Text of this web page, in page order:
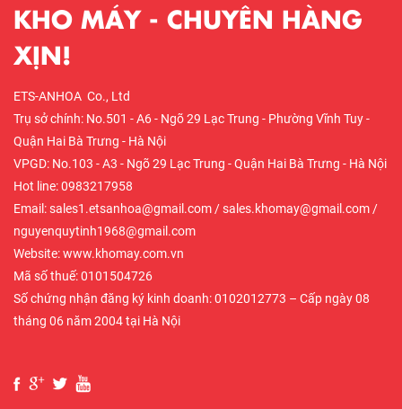
KHO MÁY - CHUYÊN HÀNG
XỊN!
ETS-ANHOA Co., Ltd
Trụ sở chính: No.501 - A6 - Ngõ 29 Lạc Trung - Phường Vĩnh Tuy -
Quận Hai Bà Trưng - Hà Nội
VPGD: No.103 - A3 - Ngõ 29 Lạc Trung - Quận Hai Bà Trưng - Hà Nội
Hot line: 0983217958
Email: sales1.etsanhoa@gmail.com / sales.khomay@gmail.com /
nguyenquytinh1968@gmail.com
Website: www.khomay.com.vn
Mã số thuế: 0101504726
Số chứng nhận đăng ký kinh doanh: 0102012773 – Cấp ngày 08
tháng 06 năm 2004 tại Hà Nội